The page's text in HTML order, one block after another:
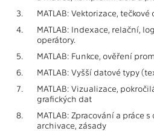
3.
MATLAB: Vektorizace,
4.
MATLAB: Indexace, relační,
operátory.
5.
MATLAB: Funkce, ověření
6.
MATLAB: Vyšší datové typy
7.
MATLAB: Vizualizace,
grafických dat
8.
MATLAB: Zpracování a práce
archivace, zásady